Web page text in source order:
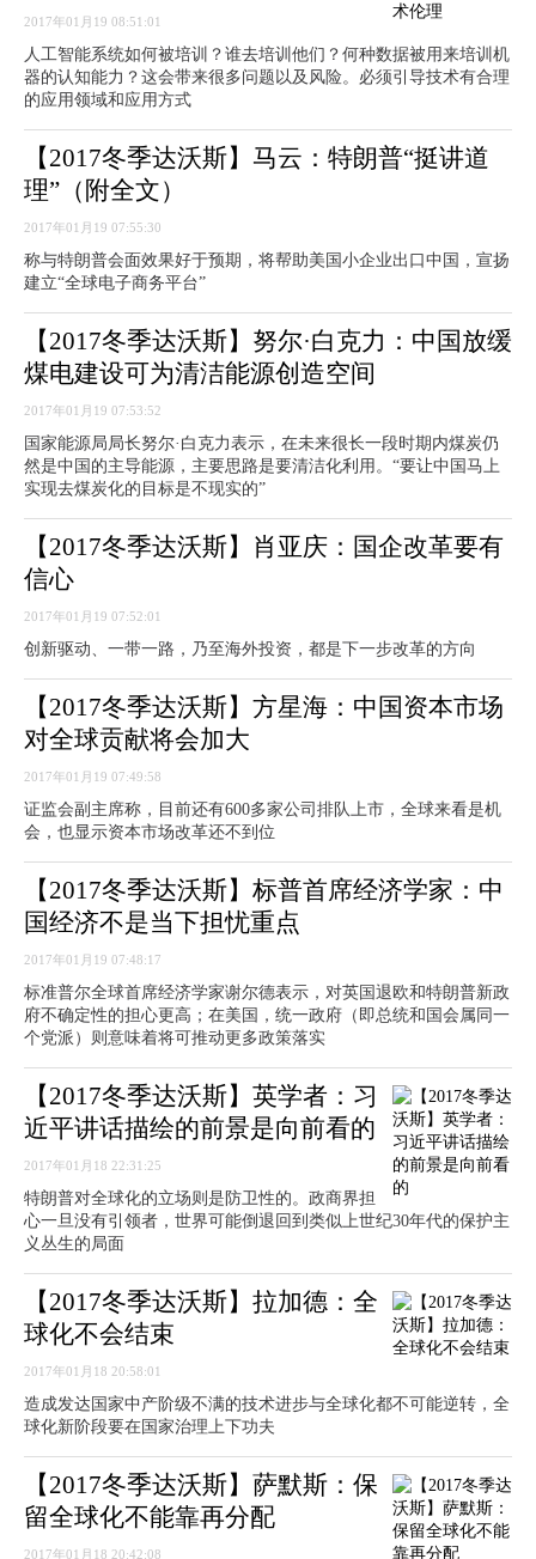
2017年01月19 08:51:01
人工智能系统如何被培训？谁去培训他们？何种数据被用来培训机
器的认知能力？这会带来很多问题以及风险。必须引导技术有合理
的应用领域和应用方式
【2017冬季达沃斯】马云：特朗普“挺讲道
理”（附全文）
2017年01月19 07:55:30
称与特朗普会面效果好于预期，将帮助美国小企业出口中国，宣扬
建立“全球电子商务平台”
【2017冬季达沃斯】努尔·白克力：中国放缓
煤电建设可为清洁能源创造空间
2017年01月19 07:53:52
国家能源局局长努尔·白克力表示，在未来很长一段时期内煤炭仍
然是中国的主导能源，主要思路是要清洁化利用。“要让中国马上
实现去煤炭化的目标是不现实的”
【2017冬季达沃斯】肖亚庆：国企改革要有
信心
2017年01月19 07:52:01
创新驱动、一带一路，乃至海外投资，都是下一步改革的方向
【2017冬季达沃斯】方星海：中国资本市场
对全球贡献将会加大
2017年01月19 07:49:58
证监会副主席称，目前还有600多家公司排队上市，全球来看是机
会，也显示资本市场改革还不到位
【2017冬季达沃斯】标普首席经济学家：中
国经济不是当下担忧重点
2017年01月19 07:48:17
标准普尔全球首席经济学家谢尔德表示，对英国退欧和特朗普新政
府不确定性的担心更高；在美国，统一政府（即总统和国会属同一
个党派）则意味着将可推动更多政策落实
【2017冬季达沃斯】英学者：习
近平讲话描绘的前景是向前看的
2017年01月18 22:31:25
特朗普对全球化的立场则是防卫性的。政商界担
心一旦没有引领者，世界可能倒退回到类似上世纪30年代的保护主
义丛生的局面
【2017冬季达沃斯】拉加德：全
球化不会结束
2017年01月18 20:58:01
造成发达国家中产阶级不满的技术进步与全球化都不可能逆转，全
球化新阶段要在国家治理上下功夫
【2017冬季达沃斯】萨默斯：保
留全球化不能靠再分配
2017年01月18 20:42:08